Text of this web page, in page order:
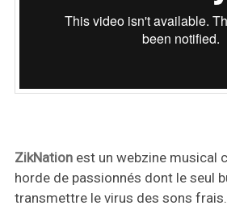
ZikNationest un webzine musical
horde de passionnés dont le seul
transmettre le virus des sons frais.